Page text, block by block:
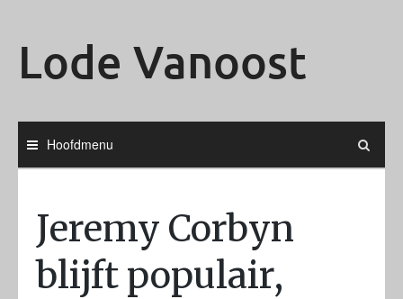
Lode Vanoost
Hoofdmenu
Jeremy Corbyn
blijft populair,